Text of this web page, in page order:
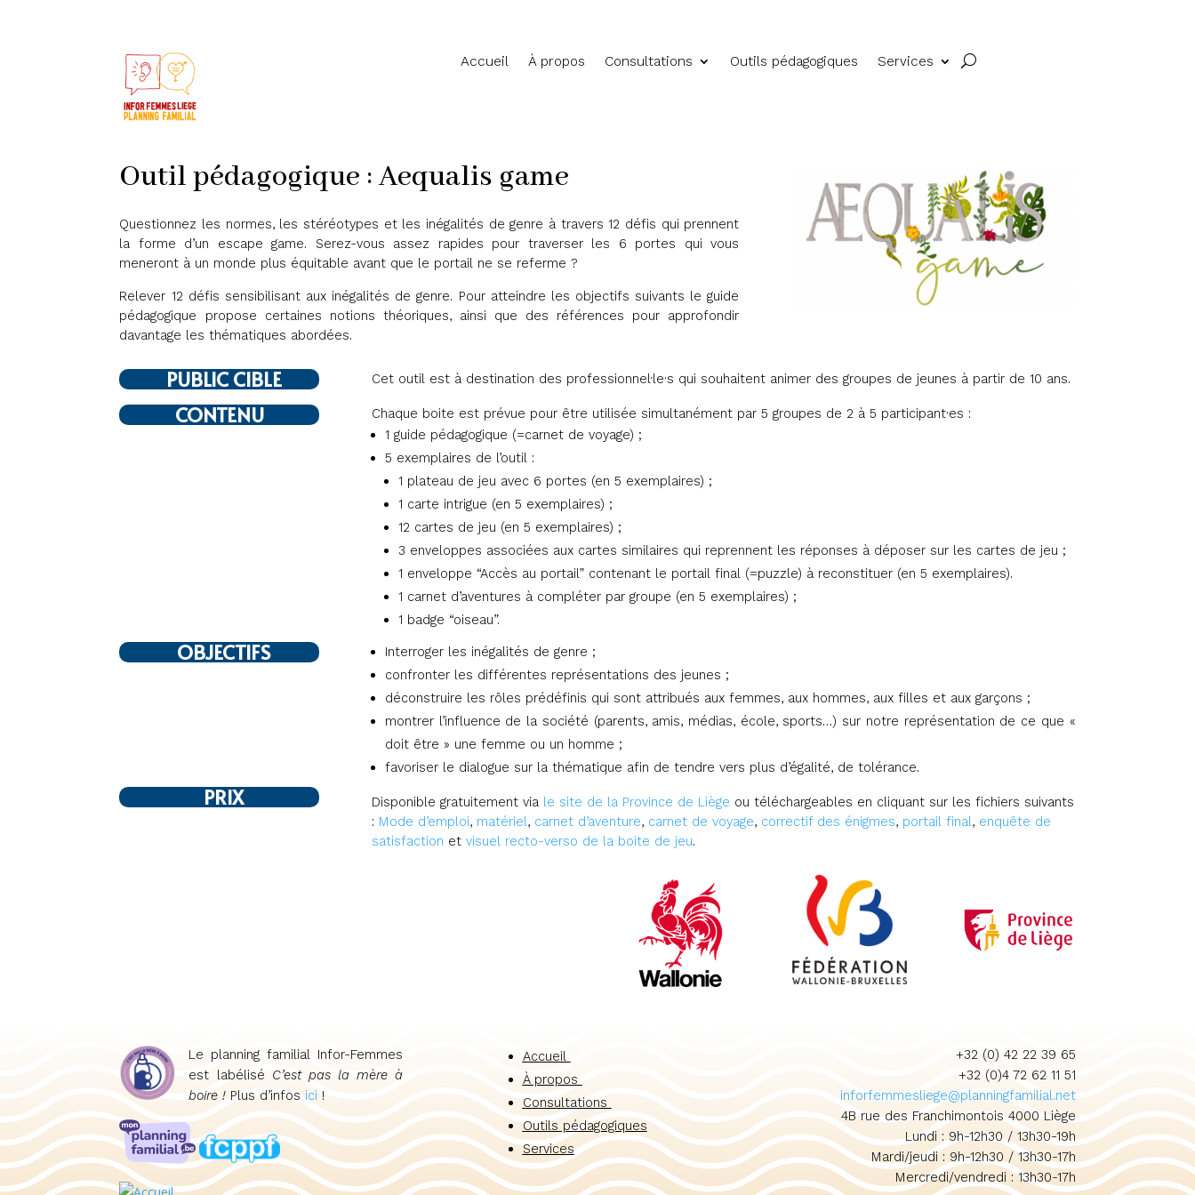
Accueil À propos Consultations Outils pédagogiques Services
Outil pédagogique : Aequalis game
Questionnez les normes, les stéréotypes et les inégalités de genre à travers 12 défis qui prennent
la forme d’un escape game. Serez-vous assez rapides pour traverser les 6 portes qui vous
meneront à un monde plus équitable avant que le portail ne se referme ?
Relever 12 défis sensibilisant aux inégalités de genre. Pour atteindre les objectifs suivants le guide
pédagogique propose certaines notions théoriques, ainsi que des références pour approfondir
davantage les thématiques abordées.
PUBLIC CIBLE
CONTENU
OBJECTIFS
PRIX
Cet outil est à destination des professionnel·le·s qui souhaitent animer des groupes de jeunes à partir de 10 ans.
Chaque boite est prévue pour être utilisée simultanément par 5 groupes de 2 à 5 participant·es :
1 guide pédagogique (=carnet de voyage) ;
5 exemplaires de l’outil :
1 plateau de jeu avec 6 portes (en 5 exemplaires) ;
1 carte intrigue (en 5 exemplaires) ;
12 cartes de jeu (en 5 exemplaires) ;
3 enveloppes associées aux cartes similaires qui reprennent les réponses à déposer sur les cartes de jeu ;
1 enveloppe “Accès au portail” contenant le portail final (=puzzle) à reconstituer (en 5 exemplaires).
1 carnet d’aventures à compléter par groupe (en 5 exemplaires) ;
1 badge “oiseau”.
Interroger les inégalités de genre ;
confronter les différentes représentations des jeunes ;
déconstruire les rôles prédéfinis qui sont attribués aux femmes, aux hommes, aux filles et aux garçons ;
montrer l’influence de la société (parents, amis, médias, école, sports…) sur notre représentation de ce que «
doit être » une femme ou un homme ;
favoriser le dialogue sur la thématique afin de tendre vers plus d’égalité, de tolérance.
Disponible gratuitement via le site de la Province de Liège ou téléchargeables en cliquant sur les fichiers suivants
: Mode d’emploi, matériel, carnet d’aventure, carnet de voyage, correctif des énigmes, portail final, enquête de
satisfaction et visuel recto-verso de la boite de jeu.
Le planning familial Infor-Femmes
est labélisé C’est pas la mère à
boire ! Plus d’infos ici !
Accueil
À propos
Consultations
Outils pédagogiques
Services
+32 (0) 42 22 39 65
+32 (0)4 72 62 11 51
inforfemmesliege@planningfamilial.net
4B rue des Franchimontois 4000 Liège
Lundi : 9h-12h30 / 13h30-19h
Mardi/jeudi : 9h-12h30 / 13h30-17h
Mercredi/vendredi : 13h30-17h